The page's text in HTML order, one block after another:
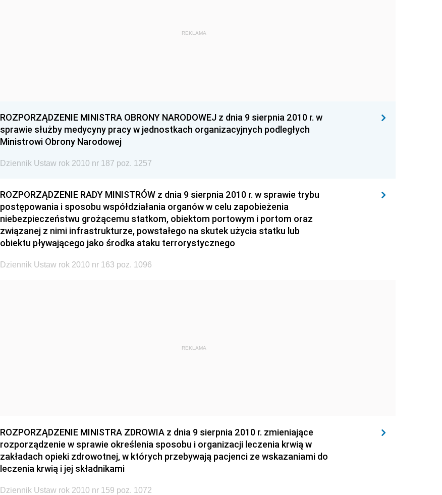
REKLAMA
ROZPORZĄDZENIE MINISTRA OBRONY NARODOWEJ z dnia 9 sierpnia 2010 r. w
sprawie służby medycyny pracy w jednostkach organizacyjnych podległych
Ministrowi Obrony Narodowej
Dziennik Ustaw rok 2010 nr 187 poz. 1257
ROZPORZĄDZENIE RADY MINISTRÓW z dnia 9 sierpnia 2010 r. w sprawie trybu
postępowania i sposobu współdziałania organów w celu zapobieżenia
niebezpieczeństwu grożącemu statkom, obiektom portowym i portom oraz
związanej z nimi infrastrukturze, powstałego na skutek użycia statku lub
obiektu pływającego jako środka ataku terrorystycznego
Dziennik Ustaw rok 2010 nr 163 poz. 1096
REKLAMA
ROZPORZĄDZENIE MINISTRA ZDROWIA z dnia 9 sierpnia 2010 r. zmieniające
rozporządzenie w sprawie określenia sposobu i organizacji leczenia krwią w
zakładach opieki zdrowotnej, w których przebywają pacjenci ze wskazaniami do
leczenia krwią i jej składnikami
Dziennik Ustaw rok 2010 nr 159 poz. 1072